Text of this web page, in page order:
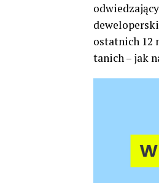
ostatnich 12
tanich – jak